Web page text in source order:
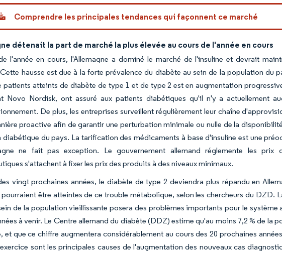
Intelligence. La réutilisation nécessite une attribution sous CC BY 4.0.
Comprendre les principales tendances qui façonnent ce marché
détenait la part de marché la plus élevée au cours de l'année en cours
l'année en cours, l'Allemagne a dominé le marché de l'insuline et devrait
hausse est due à la forte prévalence du diabète au sein de la population du
patients atteints de diabète de type 1 et de type 2 est en augmentation
Novo Nordisk, ont assuré aux patients diabétiques qu'il n'y a actuellement
De plus, les entreprises surveillent régulièrement leur chaîne
proactive afin de garantir une perturbation minimale ou nulle de la
du pays. La tarification des médicaments à base d'insuline est une
ne fait pas exception. Le gouvernement allemand réglemente les prix
s'attachent à fixer les prix des produits à des niveaux minimaux.
vingt prochaines années, le diabète de type 2 deviendra plus répandu en
être atteintes de ce trouble métabolique, selon les chercheurs du DZD.
de la population vieillissante posera des problèmes importants pour le
à venir. Le Centre allemand du diabète (DDZ) estime qu'au moins 7,2 % de la
et que ce chiffre augmentera considérablement au cours des 20 prochaines
sont les principales causes de l'augmentation des nouveaux cas